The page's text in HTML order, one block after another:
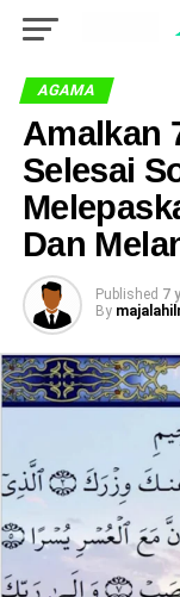
AGAMA
Amalkan
Selesai
Dan
Published 7
By